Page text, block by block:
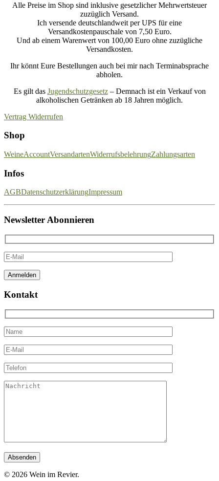
Alle Preise im Shop sind inklusive gesetzlicher Mehrwertsteuer
zuzüglich Versand.
Ich versende deutschlandweit per UPS für eine
Versandkostenpauschale von 7,50 Euro.
Und ab einem Warenwert von 100,00 Euro ohne zuzügliche
Versandkosten.
Ihr könnt Eure Bestellungen auch bei mir nach Terminabsprache
abholen.
Es gilt das Jugendschutzgesetz– Demnach ist ein Verkauf von
alkoholischen Getränken ab 18 Jahren möglich.
Vertrag Widerrufen
Shop
WeineAccountVersandartenWiderrufsbelehrungZahlungsarten
Infos
AGBDatenschutzerklärungImpressum
Newsletter Abonnieren
Kontakt
© 2026 Wein im Revier.